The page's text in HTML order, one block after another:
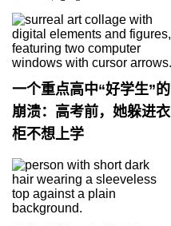
一个重点高中“好学生”的
崩溃：高考前，她躲进衣
柜不想上学